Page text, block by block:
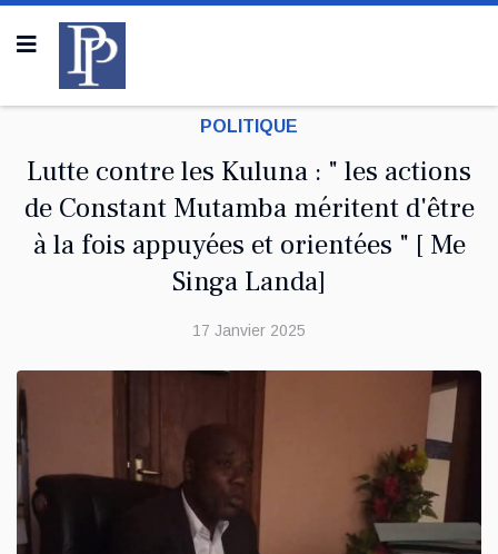
POLITIQUE
Lutte contre les Kuluna : " les actions
de Constant Mutamba méritent d'être
à la fois appuyées et orientées " [ Me
Singa Landa]
17 Janvier 2025